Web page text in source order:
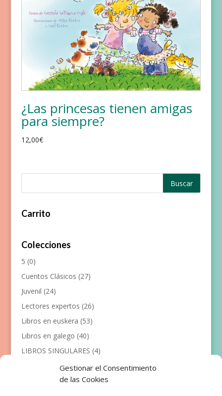
Gestionar el Consentimiento
de las Cookies
¿Las princesas tienen amigas
para siempre?
12,00€
Carrito
Colecciones
5 (0)
Cuentos Clásicos (27)
Juvenil (24)
Lectores expertos (26)
Libros en euskera (53)
Libros en galego (40)
LIBROS SINGULARES (4)
Llibres en català (117)
Manualidades (53)